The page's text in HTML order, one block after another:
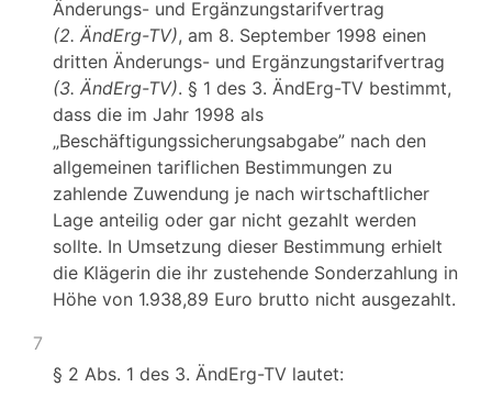
Änderungs- und Ergänzungstarifvertrag
(2. ÄndErg-TV), am 8. September 1998 einen
dritten Änderungs- und Ergänzungstarifvertrag
(3. ÄndErg-TV). § 1 des 3. ÄndErg-TV bestimmt,
dass die im Jahr 1998 als
„Beschäftigungssicherungsabgabe” nach den
allgemeinen tariflichen Bestimmungen zu
zahlende Zuwendung je nach wirtschaftlicher
Lage anteilig oder gar nicht gezahlt werden
sollte. In Umsetzung dieser Bestimmung erhielt
die Klägerin die ihr zustehende Sonderzahlung in
Höhe von 1.938,89 Euro brutto nicht ausgezahlt.
7
§ 2 Abs. 1 des 3. ÄndErg-TV lautet: